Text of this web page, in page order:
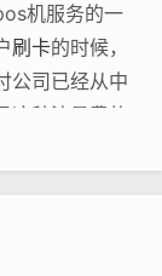
机服务的一
刷卡的时候，
公司已经从中
这种流量费的
，就避免不
能尽可能的